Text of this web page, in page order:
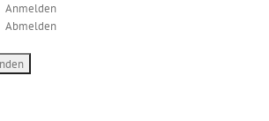
Anmelden
Abmelden